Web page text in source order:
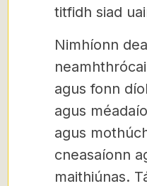
titfidh siad
Nimhíonn
agus fonn
agus
agus
cneasaíonn
maithiúnas.